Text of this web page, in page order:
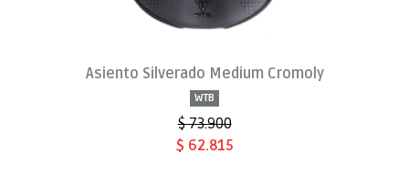
Asiento Silverado Medium Cromoly
WTB
$ 73.900
$ 62.815